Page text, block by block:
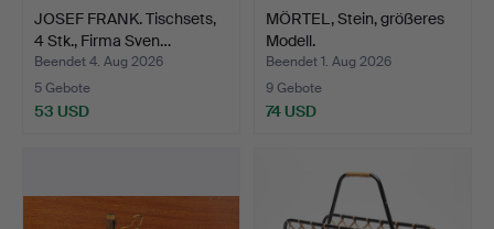
JOSEF FRANK. Tischsets,
4 Stk., Firma Sven…
Beendet 4. Aug 2026
5 Gebote
53 USD
MÖRTEL, Stein, größeres
Modell.
Beendet 1. Aug 2026
9 Gebote
74 USD